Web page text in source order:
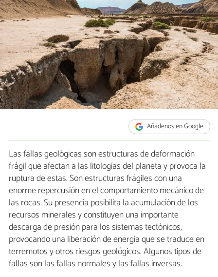
Añádenos en Google
Las fallas geológicas son estructuras de deformación
frágil que afectan a las litologías del planeta y provoca la
ruptura de estas. Son estructuras frágiles con una
enorme repercusión en el comportamiento mecánico de
las rocas. Su presencia posibilita la acumulación de los
recursos minerales y constituyen una importante
descarga de presión para los sistemas tectónicos,
provocando una liberación de energía que se traduce en
terremotos y otros riesgos geológicos. Algunos tipos de
fallas son las fallas normales y las fallas inversas.